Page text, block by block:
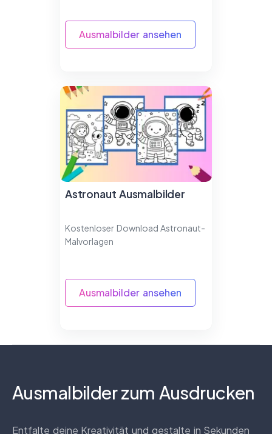
Ausmalbilder ansehen
Astronaut Ausmalbilder
Kostenloser Download Astronaut-
Malvorlagen
Ausmalbilder ansehen
Ausmalbilder zum Ausdrucken
Entfalte deine Kreativität und gestalte in Sekunden